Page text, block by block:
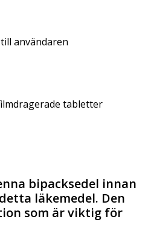
användaren
tabletter
bipacksedel innan
läkemedel. Den
som är viktig för